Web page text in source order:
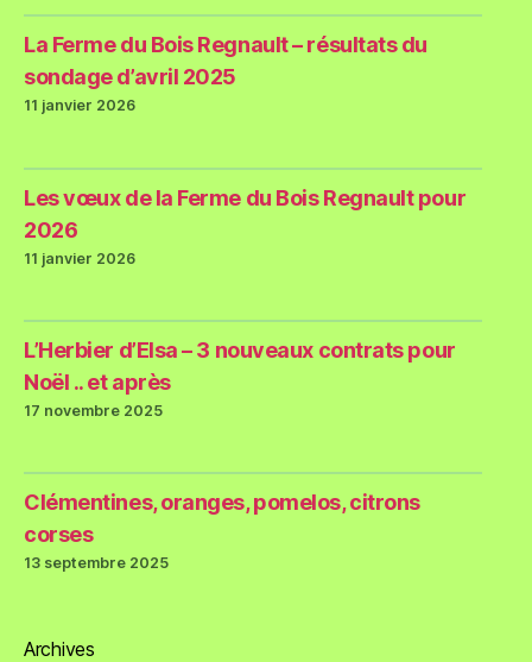
La Ferme du Bois Regnault – résultats du
sondage d’avril 2025
11 janvier 2026
Les vœux de la Ferme du Bois Regnault pour
2026
11 janvier 2026
L’Herbier d’Elsa – 3 nouveaux contrats pour
Noël .. et après
17 novembre 2025
Clémentines, oranges, pomelos, citrons
corses
13 septembre 2025
Archives